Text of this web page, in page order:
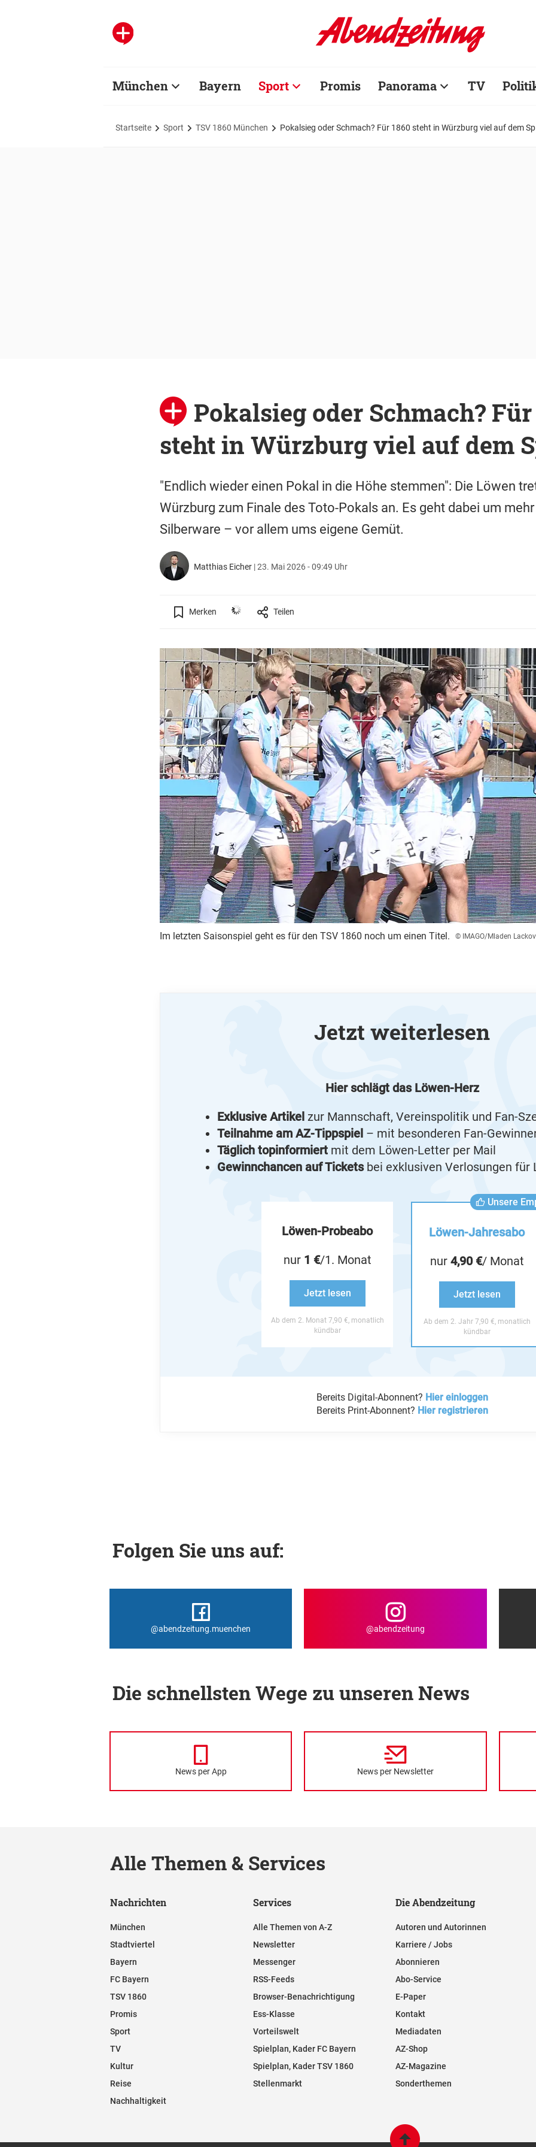
München Bayern Sport Promis Panorama TV
Startseite Sport TSV 1860 München Pokalsieg oder Schmach? Für 1860 steht in Würzburg viel auf dem
Pokalsieg oder Schmach? Für
steht in Würzburg viel auf dem
"Endlich wieder einen Pokal in die Höhe stemmen": Die Löwen
Würzburg zum Finale des Toto-Pokals an. Es geht dabei um
Silberware – vor allem ums eigene Gemüt.
Matthias Eicher |23. Mai 2026 - 09:49 Uhr
Merken Teilen
Im letzten Saisonspiel geht es für den TSV 1860 noch um einen Titel. © IMAGO/Mladen
Jetzt weiterlesen
Hier schlägt das Löwen-Herz
Exklusive Artikel zur Mannschaft, Vereinspolitik und Fan-
Teilnahme am AZ-Tippspiel – mit besonderen Fan-
Täglich topinformiert mit dem Löwen-Letter per Mail
Gewinnchancen auf Ticketsbei exklusiven Verlosungen für
Löwen-Probeabo
nur 1 €/1. Monat
Jetzt lesen
Ab dem 2. Monat 7,90 €, monatlich
kündbar
Unsere
Löwen-Jahresabo
nur 4,90 €/ Monat
Jetzt lesen
Ab dem 2. Jahr 7,90 €, monatlich
kündbar
Bereits Digital-Abonnent? Hier einloggen
Bereits Print-Abonnent? Hier registrieren
Folgen Sie uns auf:
@abendzeitung.muenchen @abendzeitung
Die schnellsten Wege zu unseren News
News per App News per Newsletter
Alle Themen & Services
Nachrichten
München
Stadtviertel
Bayern
FC Bayern
TSV 1860
Promis
Sport
TV
Kultur
Reise
Nachhaltigkeit
Services
Alle Themen von A-Z
Newsletter
Messenger
RSS-Feeds
Browser-Benachrichtigung
Ess-Klasse
Vorteilswelt
Spielplan, Kader FC Bayern
Spielplan, Kader TSV 1860
Stellenmarkt
Die Abendzeitung
Autoren und Autorinnen
Karriere / Jobs
Abonnieren
Abo-Service
E-Paper
Kontakt
Mediadaten
AZ-Shop
AZ-Magazine
Sonderthemen